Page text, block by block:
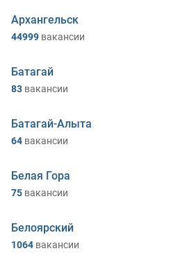
Архангельск
44999 вакансии
Батагай
83 вакансии
Батагай-Алыта
64 вакансии
Белая Гора
75 вакансии
Белоярский
1064 вакансии